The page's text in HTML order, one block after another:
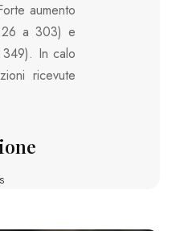
aumento
a 303) e
In calo
ricevute